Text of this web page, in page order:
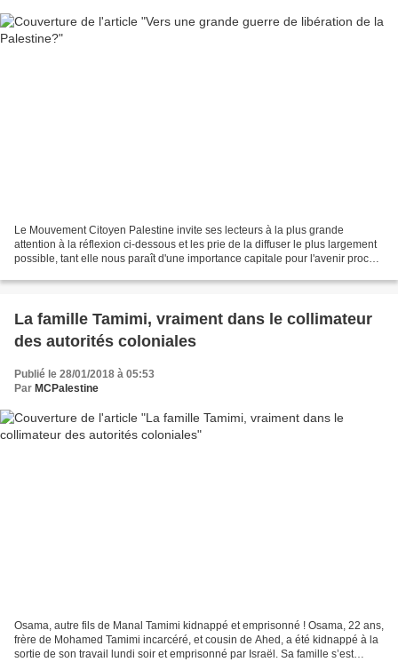
Le Mouvement Citoyen Palestine invite ses lecteurs à la plus grande
attention à la réflexion ci-dessous et les prie de la diffuser le plus largement
possible, tant elle nous paraît d'une importance capitale pour l'avenir proche.
La famille Tamimi, vraiment dans le collimateur
des autorités coloniales
Publié le 28/01/2018 à 05:53
Par MCPalestine
Osama, autre fils de Manal Tamimi kidnappé et emprisonné ! Osama, 22 ans,
frère de Mohamed Tamimi incarcéré, et cousin de Ahed, a été kidnappé à la
sortie de son travail lundi soir et emprisonné par Israël. Sa famille s’est